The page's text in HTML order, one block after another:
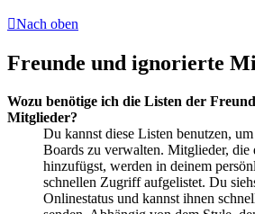
Nach oben
Freunde und ignorierte
Wozu benötige ich die Listen der
Mitglieder?
Du kannst diese Listen benutzen,
Boards zu verwalten. Mitglieder, die
hinzufügst, werden in deinem
schnellen Zugriff aufgelistet. Du
Onlinestatus und kannst ihnen